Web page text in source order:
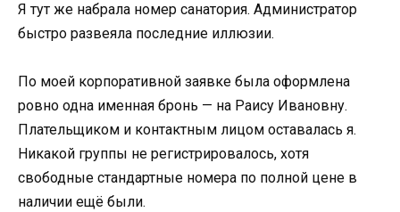
Я тут же набрала номер санатория. Администратор
быстро развеяла последние иллюзии.
По моей корпоративной заявке была оформлена
ровно одна именная бронь — на Раису Ивановну.
Плательщиком и контактным лицом оставалась я.
Никакой группы не регистрировалось, хотя
свободные стандартные номера по полной цене в
наличии ещё были.